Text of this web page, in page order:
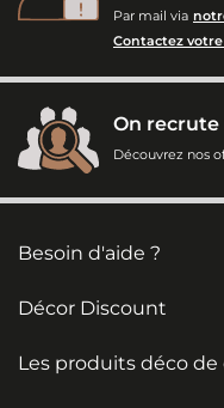
Par mail via
Contactez
On recrute
Découvrez nos
Besoin d'aide ?
Décor Discount
Les produits déco